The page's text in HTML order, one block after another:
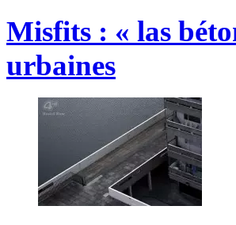
Misfits : « las
urbaines